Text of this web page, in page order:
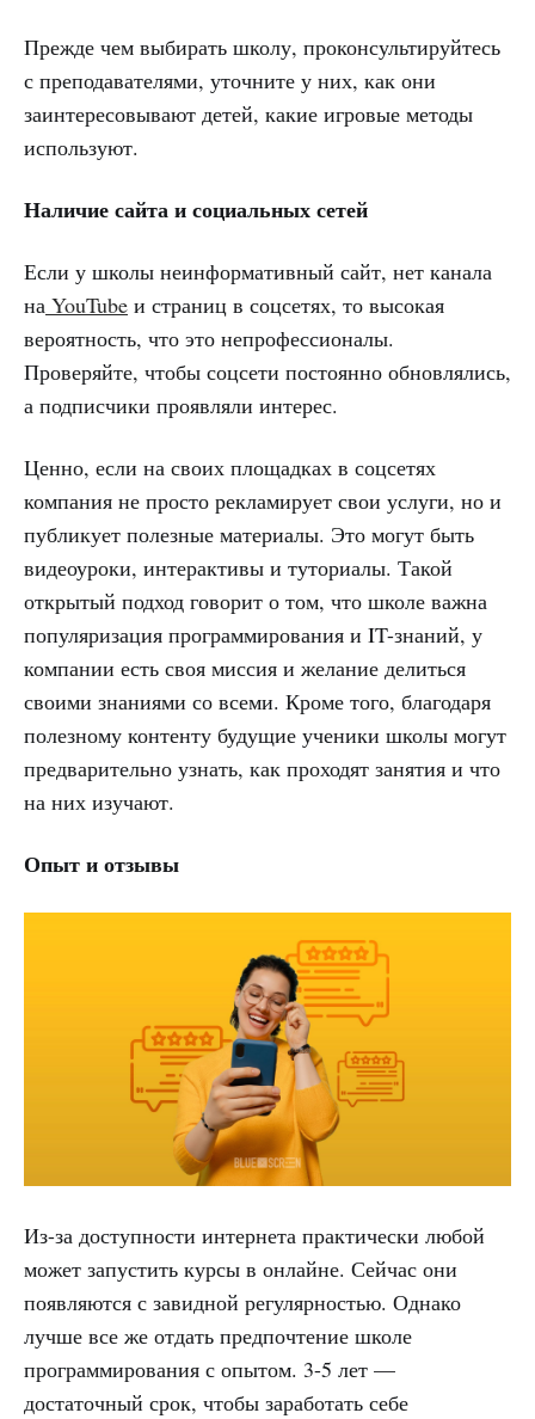
Прежде чем выбирать школу, проконсультируйтесь
с преподавателями, уточните у них, как они
заинтересовывают детей, какие игровые методы
используют.
Наличие сайта и социальных сетей
Если у школы неинформативный сайт, нет канала
на YouTube и страниц в соцсетях, то высокая
вероятность, что это непрофессионалы.
Проверяйте, чтобы соцсети постоянно обновлялись,
а подписчики проявляли интерес.
Ценно, если на своих площадках в соцсетях
компания не просто рекламирует свои услуги, но и
публикует полезные материалы. Это могут быть
видеоуроки, интерактивы и туториалы. Такой
открытый подход говорит о том, что школе важна
популяризация программирования и IT-знаний, у
компании есть своя миссия и желание делиться
своими знаниями со всеми. Кроме того, благодаря
полезному контенту будущие ученики школы могут
предварительно узнать, как проходят занятия и что
на них изучают.
Опыт и отзывы
Из-за доступности интернета практически любой
может запустить курсы в онлайне. Сейчас они
появляются с завидной регулярностью. Однако
лучше все же отдать предпочтение школе
программирования с опытом. 3-5 лет —
достаточный срок, чтобы заработать себе